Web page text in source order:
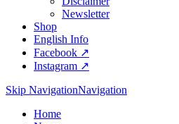
Newsletter
Shop
English Info
Facebook ↗︎
Instagram ↗︎
Skip NavigationNavigation
Home